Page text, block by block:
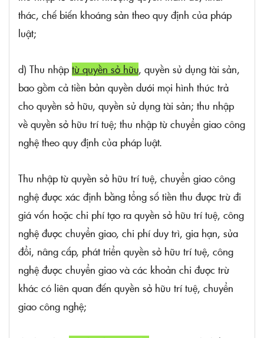
thác, chế biến khoáng sản theo quy định của pháp
luật;
d) Thu nhập từ quyền sở hữu, quyền sử dụng tài sản,
bao gồm cả tiền bản quyền dưới mọi hình thức trả
cho quyền sở hữu, quyền sử dụng tài sản; thu nhập
về quyền sở hữu trí tuệ; thu nhập từ chuyển giao công
nghệ theo quy định của pháp luật.
Thu nhập từ quyền sở hữu trí tuệ, chuyển giao công
nghệ được xác định bằng tổng số tiền thu được trừ đi
giá vốn hoặc chi phí tạo ra quyền sở hữu trí tuệ, công
nghệ được chuyển giao, chi phí duy trì, gia hạn, sửa
đổi, nâng cấp, phát triển quyền sở hữu trí tuệ, công
nghệ được chuyển giao và các khoản chi được trừ
khác có liên quan đến quyền sở hữu trí tuệ, chuyển
giao công nghệ;